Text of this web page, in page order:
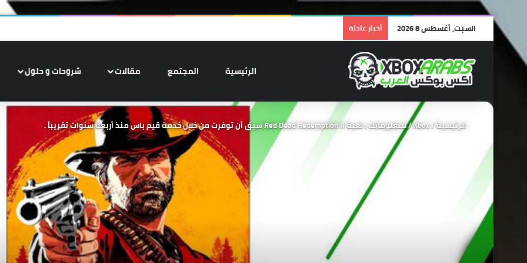
السبت, أغسطس 8 2026 أخبار عاجلة
الرئيسية المجتمع مقالات شروحات و حلول
الرئيسية/
Xbox
/لمعلوماتك : لعبة Red Dead Redemption II سبق أن توفرت من خلال خدمة قيم باس منذ أربعة سنوات تقريباً .